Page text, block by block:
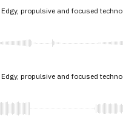
Edgy, propulsive and focused techno
Edgy, propulsive and focused techno